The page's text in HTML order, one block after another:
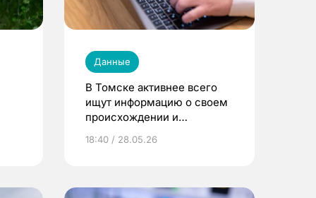
Данные
В Томске активнее всего
ищут информацию о своем
происхождении и
18:40 / 28.05.26